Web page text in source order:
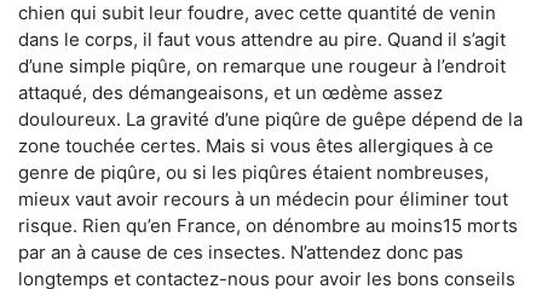
chien qui subit leur foudre, avec cette quantité de venin
dans le corps, il faut vous attendre au pire. Quand il s’agit
d’une simple piqûre, on remarque une rougeur à l’endroit
attaqué, des démangeaisons, et un œdème assez
douloureux. La gravité d’une piqûre de guêpe dépend de la
zone touchée certes. Mais si vous êtes allergiques à ce
genre de piqûre, ou si les piqûres étaient nombreuses,
mieux vaut avoir recours à un médecin pour éliminer tout
risque. Rien qu’en France, on dénombre au moins15 morts
par an à cause de ces insectes. N’attendez donc pas
longtemps et contactez-nous pour avoir les bons conseils